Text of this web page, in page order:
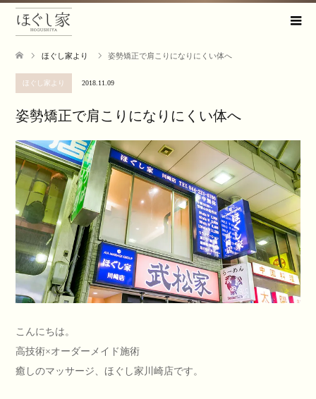
ほぐし家より 姿勢矯正で肩こりになりにくい体へ
ほぐし家より 2018.11.09
姿勢矯正で肩こりになりにくい体へ
こんにちは。
高技術×オーダーメイド施術
癒しのマッサージ、ほぐし家川崎店です。